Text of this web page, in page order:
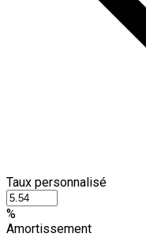
Taux personnalisé
%
Amortissement